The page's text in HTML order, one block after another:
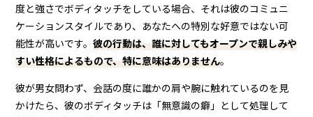
度と強さでボディタッチをしている場合、それは彼のコミュニ
ケーションスタイルであり、あなたへの特別な好意ではない可
能性が高いです。彼の行動は、誰に対してもオープンで親しみや
すい性格によるもので、特に意味はありません。
彼が男女問わず、会話の度に誰かの肩や腕に触れているのを見
かけたら、彼のボディタッチは「無意識の癖」として処理して